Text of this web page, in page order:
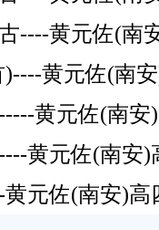
----黄元佐(南
黄元佐(南
黄元佐(南
黄元佐(南安
元佐(南安)